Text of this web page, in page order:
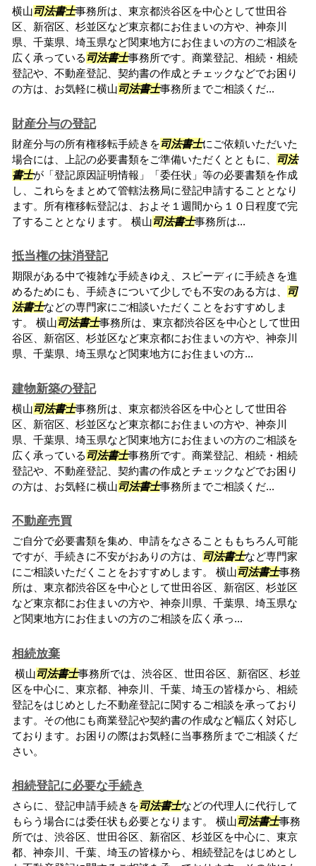
横山司法書士事務所は、東京都渋谷区を中心として世田谷
区、新宿区、杉並区など東京都にお住まいの方や、神奈川
県、千葉県、埼玉県など関東地方にお住まいの方のご相談を
広く承っている 司法書士事務所です。商業登記、相続・相続
登記や、不動産登記、契約書の作成とチェックなどでお困り
の方は、お気軽に横山司法書士事務所までご相談くだ...
財産分与の登記
財産分与の所有権移転手続きを司法書士にご依頼いただいた
場合には、上記の必要書類をご準備いただくとともに、
司法
書士が「登記原因証明情報」「委任状」等の必要書類を作成
し、これらをまとめて管轄法務局に登記申請することとなり
ます。所有権移転登記は、およそ１週間から１０日程度で完
了することとなります。 横山司法書士事務所は...
抵当権の抹消登記
期限がある中で複雑な手続きゆえ、スピーディに手続きを進
めるためにも、手続きについて少しでも不安のある方は、
司
法書士などの専門家にご相談いただくことをおすすめしま
す。 横山司法書士事務所は、東京都渋谷区を中心として世田
谷区、新宿区、杉並区など東京都にお住まいの方や、神奈川
県、千葉県、埼玉県など関東地方にお住まいの方...
建物新築の登記
横山司法書士事務所は、東京都渋谷区を中心として世田谷
区、新宿区、杉並区など東京都にお住まいの方や、神奈川
県、千葉県、埼玉県など関東地方にお住まいの方のご相談を
広く承っている 司法書士事務所です。商業登記、相続・相続
登記や、不動産登記、契約書の作成とチェックなどでお困り
の方は、お気軽に横山司法書士事務所までご相談くだ...
不動産売買
ご自分で必要書類を集め、申請をなさることももちろん可能
ですが、手続きに不安がおありの方は、
司法書士など専門家
にご相談いただくことをおすすめします。 横山司法書士事務
所は、東京都渋谷区を中心として世田谷区、新宿区、杉並区
など東京都にお住まいの方や、神奈川県、千葉県、埼玉県な
ど関東地方にお住まいの方のご相談を広く承っ...
相続放棄
横山司法書士事務所では、渋谷区、世田谷区、新宿区、杉並
区を中心に、東京都、神奈川、千葉、埼玉の皆様から、相続
登記をはじめとした不動産登記に関するご相談を承っており
ます。その他にも商業登記や契約書の作成など幅広く対応し
ております。お困りの際はお気軽に当事務所までご相談くだ
さい。
相続登記に必要な手続き
さらに、登記申請手続きを司法書士などの代理人に代行して
もらう場合には委任状も必要となります。 横山司法書士事務
所では、渋谷区、世田谷区、新宿区、杉並区を中心に、東京
都、神奈川、千葉、埼玉の皆様から、相続登記をはじめとし